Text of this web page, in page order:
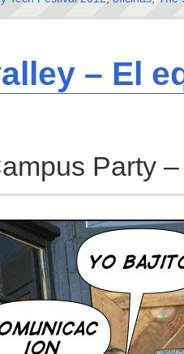
– El
Party